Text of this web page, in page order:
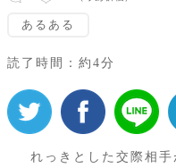
あるある
読了時間：約4分
れっきとした交際相手